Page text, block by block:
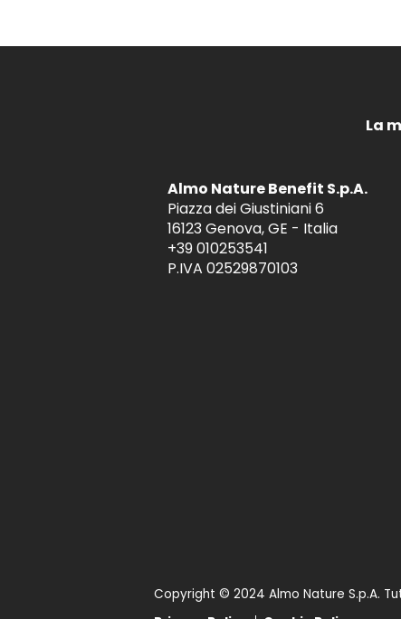
La
Almo Nature Benefit S.p.A.
Piazza dei Giustiniani 6
16123 Genova, GE - Italia
+39 010253541
P.IVA 02529870103
Copyright © 2024 Almo Nature S.p.A.